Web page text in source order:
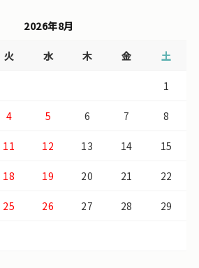
2026年8月
火 水 木 金 土
1
4 5 6 7 8
11 12 13 14 15
18 19 20 21 22
25 26 27 28 29